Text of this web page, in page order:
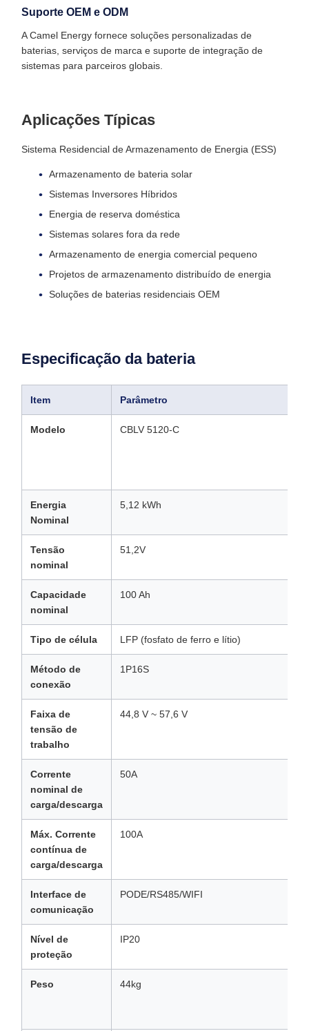
Suporte OEM e ODM
A Camel Energy fornece soluções personalizadas de
baterias, serviços de marca e suporte de integração de
sistemas para parceiros globais.
Aplicações Típicas
Sistema Residencial de Armazenamento de Energia (ESS)
Armazenamento de bateria solar
Sistemas Inversores Híbridos
Energia de reserva doméstica
Sistemas solares fora da rede
Armazenamento de energia comercial pequeno
Projetos de armazenamento distribuído de energia
Soluções de baterias residenciais OEM
Especificação da bateria
Item Parâmetro
Modelo CBLV 5120-C
Energia
Nominal
5,12 kWh
Tensão
nominal
51,2V
Capacidade
nominal
100 Ah
Tipo de célula LFP (fosfato de ferro e lítio)
Método de
conexão
1P16S
Faixa de
tensão de
trabalho
44,8 V ~ 57,6 V
Corrente
nominal de
carga/descarga
50A
Máx. Corrente
contínua de
carga/descarga
100A
Interface de
comunicação
PODE/RS485/WIFI
Nível de
proteção
IP20
Peso 44kg